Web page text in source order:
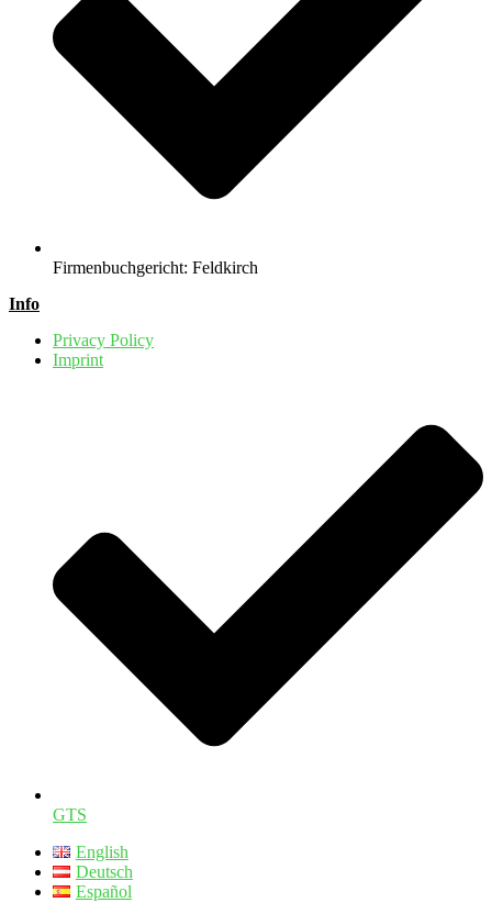
Firmenbuchgericht: Feldkirch
Info
Privacy Policy
Imprint
GTS
English
Deutsch
Español